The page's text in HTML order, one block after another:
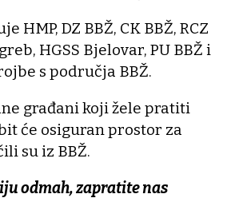
HMP, DZ BBŽ, CK BBŽ, RCZ
HGSS Bjelovar, PU BBŽ i
s područja BBŽ.
građani koji žele pratiti
će osiguran prostor za
su iz BBŽ.
odmah, zapratite nas